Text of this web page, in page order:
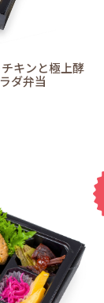
キンと極上酵
ダ弁当